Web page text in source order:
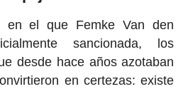
en el que Femke Van den
sancionada, los
desde hace años azotaban
en certezas: existe